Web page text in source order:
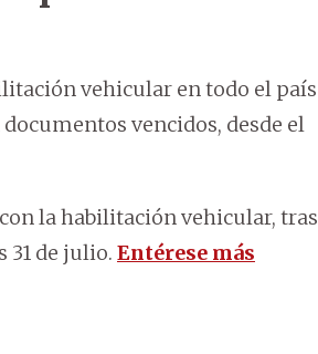
vehicular en todo el país
vencidos, desde el
la habilitación vehicular, tras
31 de julio. Entérese más